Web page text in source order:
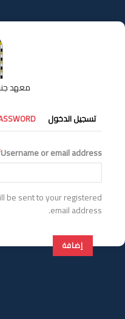
إلى
المحتوى
معهد
التبويبات
الأساسية
تسجيل الدخول
Username or email address
be sent to your registered
email address.